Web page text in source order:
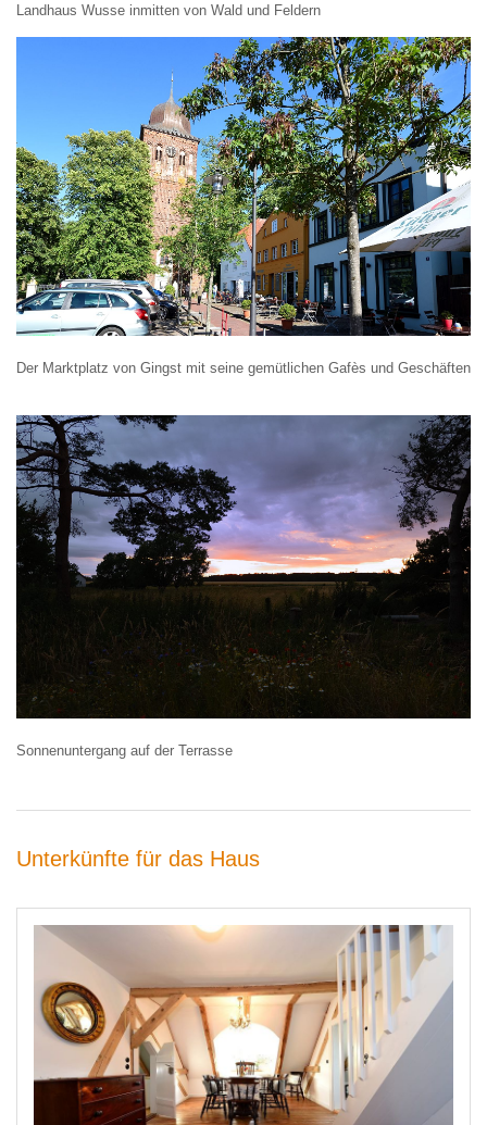
Landhaus Wusse inmitten von Wald und Feldern
Der Marktplatz von Gingst mit seine gemütlichen Gafès und Geschäften
Sonnenuntergang auf der Terrasse
Unterkünfte für das Haus